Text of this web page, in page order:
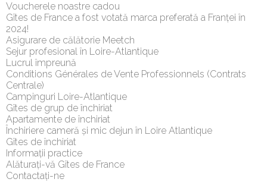
Voucherele noastre cadou
Gîtes de France a fost votată marca preferată a Franței în
2024!
Asigurare de călătorie Meetch
Sejur profesional în Loire-Atlantique
Lucrul împreună
Conditions Générales de Vente Professionnels (Contrats
Centrale)
Campinguri Loire-Atlantique
Gîtes de grup de închiriat
Apartamente de închiriat
Închiriere cameră și mic dejun în Loire Atlantique
Gîtes de închiriat
Informații practice
Alăturați-vă Gîtes de France
Contactați-ne